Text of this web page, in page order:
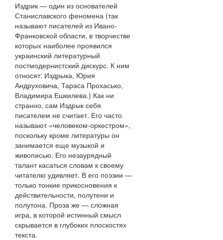
Издрик — один из основателей
Станиславского феномена (так
называют писателей из Ивано-
Франковской области, в творчестве
которых наиболее проявился
украинский литературный
постмодернистский дискурс. К ним
относят: Издрыка, Юрия
Андруховича, Тараса Прохасько,
Владимира Ешкилева.) Как ни
странно, сам Издрык себя
писателем не считает. Его часто
называют «человеком-оркестром»,
поскольку кроме литературы он
занимается еще музыкой и
живописью. Его незаурядный
талант касаться словам к своему
читателю удивляет. В его поэзии —
только тонкие прикосновения к
действительности, полутени и
полутона. Проза же — сложная
игра, в которой истинный смысл
скрывается в глубоких плоскостях
текста.